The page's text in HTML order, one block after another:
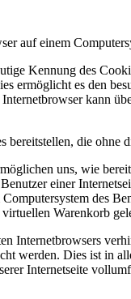
auf einem
Kennung des
ermöglicht es den
kann
bereitstellen, die ohne
uns, wie
einer
des
Warenkorb
Internetbrowsers
werden. Dies ist in
Internetseite